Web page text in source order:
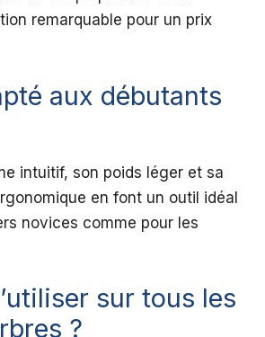
remarquable pour un prix
aux débutants
intuitif, son poids léger et sa
en font un outil idéal
novices comme pour les
sur tous les
?